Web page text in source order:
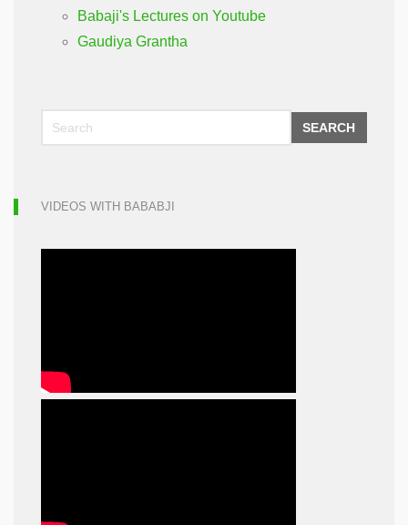
Babaji's Lectures on Youtube
Gaudiya Grantha
SEARCH
VIDEOS WITH BABABJI